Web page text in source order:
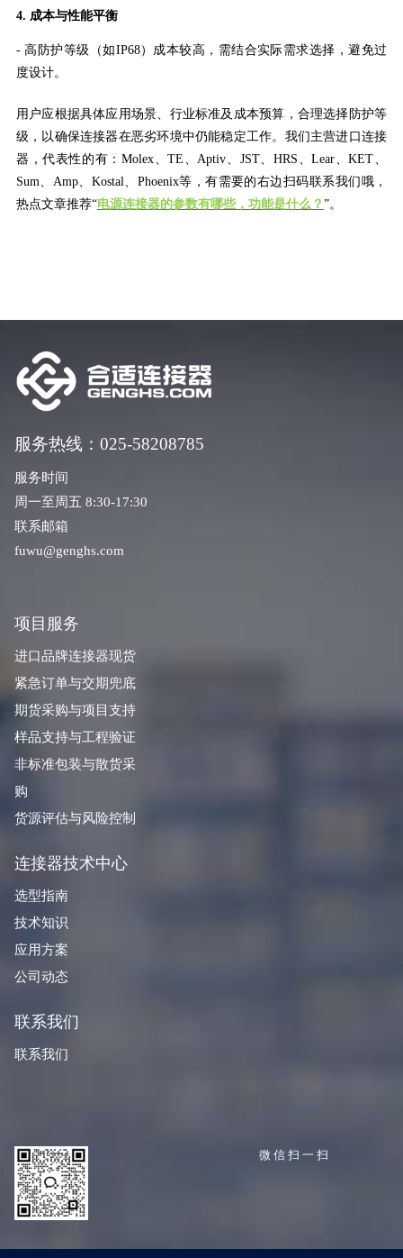
4. 成本与性能平衡
-高防护等级（如IP68）成本较高，需结合实际需求选择，避免过
度设计。
用户应根据具体应用场景、行业标准及成本预算，合理选择防护等
级，以确保连接器在恶劣环境中仍能稳定工作。 我们主营进口连接
器，代表性的有： Molex、TE、Aptiv、JST、HRS、Lear、KET、
Sum、Amp、Kostal、Phoenix等，有需要的右边扫码联系我们哦 ，
热点文章推荐“电源连接器的参数有哪些，功能是什么？ ”。
服务热线：025-58208785
服务时间
周一至周五 8:30-17:30
联系邮箱
fuwu@genghs.com
项目服务
进口品牌连接器现货
紧急订单与交期兜底
期货采购与项目支持
样品支持与工程验证
非标准包装与散货采
购
货源评估与风险控制
连接器技术中心
选型指南
技术知识
应用方案
公司动态
联系我们
联系我们
微信扫一扫